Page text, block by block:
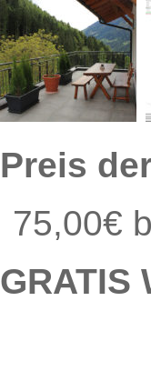
Preis
75,00€
GRATIS